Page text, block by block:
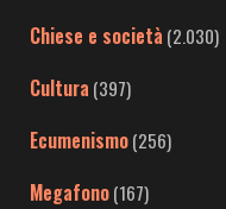
Chiese e società (2.030)
Cultura (397)
Ecumenismo(256)
Megafono(167)